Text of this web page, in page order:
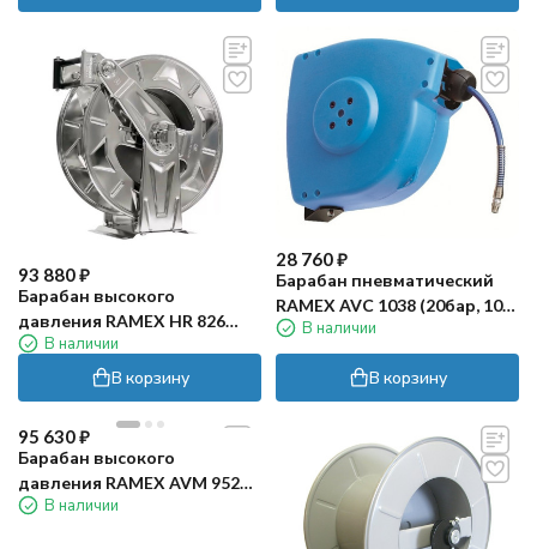
93 880₽
Барабан высокого
давления RAMEX HR 826
(200бар, 25м, нерж)
В наличии
В корзину
28 760₽
Барабан пневматический
RAMEX AVC 1038 (20бар, 10м,
пласт)В наличии
В корзину
95 630₽
Барабан высокого
давления RAMEX AVM 9520
(20бар, 35м, нерж)
В наличии